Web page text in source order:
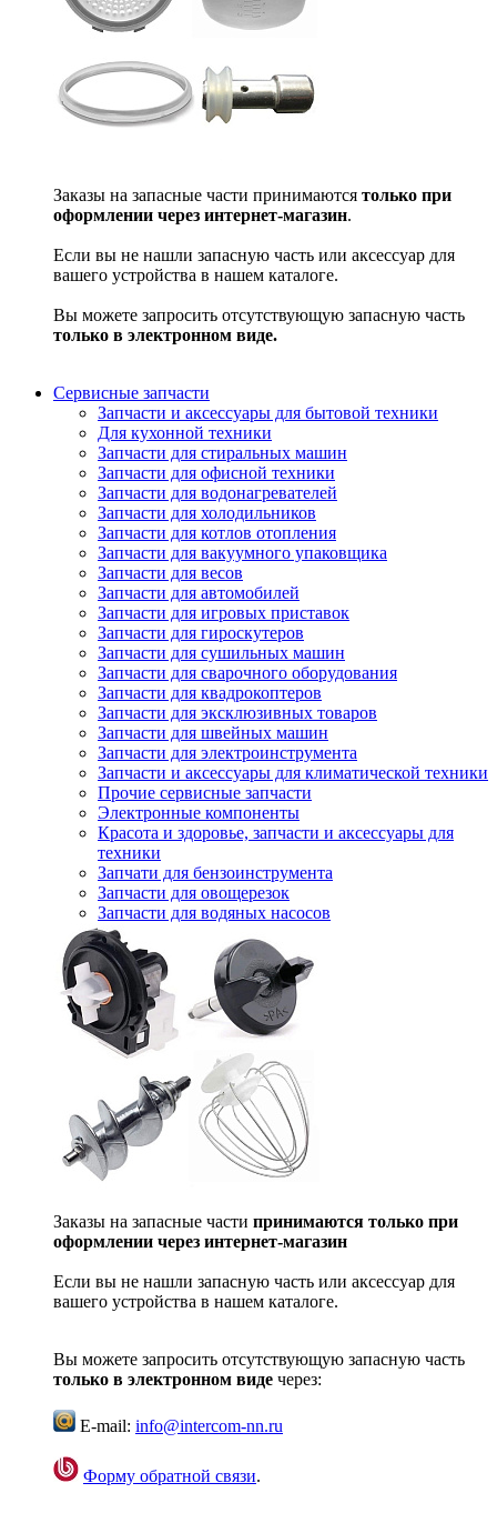
Заказы на запасные части принимаются только при
оформлении через интернет-магазин.
Если вы не нашли запасную часть или аксессуар для
вашего устройства в нашем каталоге.
Вы можете запросить отсутствующую запасную часть
только в электронном виде.
Сервисные запчасти
Запчасти и аксессуары для бытовой техники
Для кухонной техники
Запчасти для стиральных машин
Запчасти для офисной техники
Запчасти для водонагревателей
Запчасти для холодильников
Запчасти для котлов отопления
Запчасти для вакуумного упаковщика
Запчасти для весов
Запчасти для автомобилей
Запчасти для игровых приставок
Запчасти для гироскутеров
Запчасти для сушильных машин
Запчасти для сварочного оборудования
Запчасти для квадрокоптеров
Запчасти для эксклюзивных товаров
Запчасти для швейных машин
Запчасти для электроинструмента
Запчасти и аксессуары для климатической техники
Прочие сервисные запчасти
Электронные компоненты
Красота и здоровье, запчасти и аксессуары для
техники
Запчати для бензоинструмента
Запчасти для овощерезок
Запчасти для водяных насосов
Заказы на запасные части принимаются только при
оформлении через интернет-магазин
Если вы не нашли запасную часть или аксессуар для
вашего устройства в нашем каталоге.
Вы можете запросить отсутствующую запасную часть
только в электронном виде через:
E-mail: info@intercom-nn.ru
Форму обратной связи.